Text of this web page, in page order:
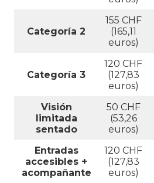
Categoría 2
155 CHF
(165,11
euros)
Categoría 3
120 CHF
(127,83
euros)
Visión
limitada
sentado
50 CHF
(53,26
euros)
Entradas
accesibles +
acompañante
120 CHF
(127,83
euros)